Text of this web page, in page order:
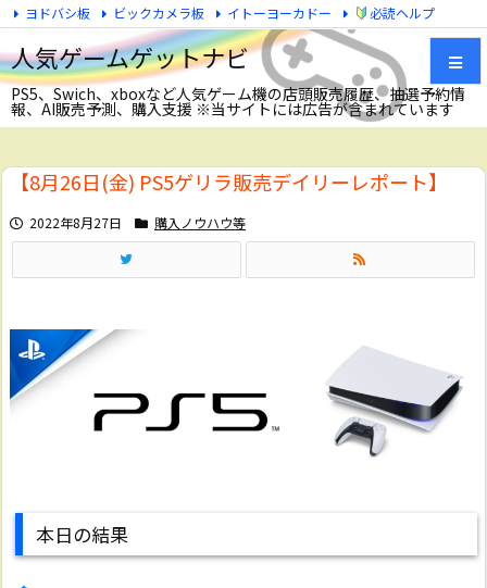
人気ゲームゲットナビ
PS5、Swich、xboxなど人気ゲーム機の店頭販売履歴、抽選予約情
報、AI販売予測、購入支援 ※当サイトには広告が含まれています
メニュ
前へ
ヨドバシ板 ビックカメラ板 イトーヨーカドー 必読ヘルプ
【8月26日(金) PS5ゲリラ販売デイリーレポート】
2022年8月27日 購入ノウハウ等
本日の結果